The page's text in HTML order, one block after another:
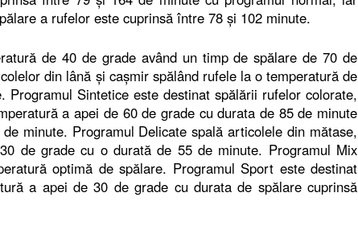
a rufelor este cuprinsă între 78 şi 102 minute.
de 40 de grade având un timp de spălare de 70 de
din lână şi caşmir spălând rufele la o temperatură de
Sintetice este destinat spălării rufelor colorate,
a apei de 60 de grade cu durata de 85 de minute
minute. Programul Delicate spală articolele din mătase,
de grade cu o durată de 55 de minute. Programul Mix
optimă de spălare. Programul Sport este destinat
a apei de 30 de grade cu durata de spălare cuprinsă